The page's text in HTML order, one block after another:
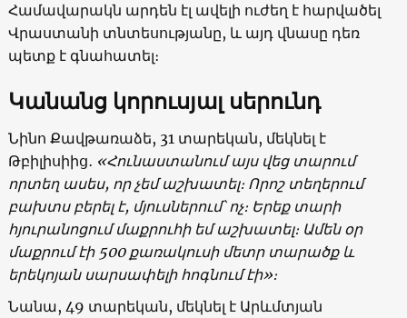
Համավարակն արդեն էլ ավելի ուժեղ է հարվածել
Վրաստանի տնտեսությանը, և այդ վնասը դեռ
պետք է գնահատել։
Կանանց կորուսյալ սերունդ
Նինո Քավթառաձե, 31 տարեկան, մեկնել է
Թբիլիսիից․ «Հունաստանում այս վեց տարում
որտեղ ասես, որ չեմ աշխատել։ Որոշ տեղերում
բախտս բերել է, մյուսներում՝ ոչ։ Երեք տարի
հյուրանոցում մաքրուհի եմ աշխատել։ Ամեն օր
մաքրում էի 500 քառակուսի մետր տարածք և
երեկոյան սարսափելի հոգնում էի»։
Նանա, 49 տարեկան, մեկնել է Արևմտյան